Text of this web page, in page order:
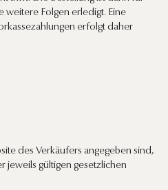
Folgen erledigt. Eine
erfolgt daher
des Verkäufers angegeben sind,
jeweils gültigen gesetzlichen